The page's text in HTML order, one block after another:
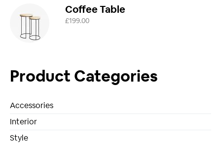
Coffee Table
£199.00
Product Categories
Accessories
Interior
Style